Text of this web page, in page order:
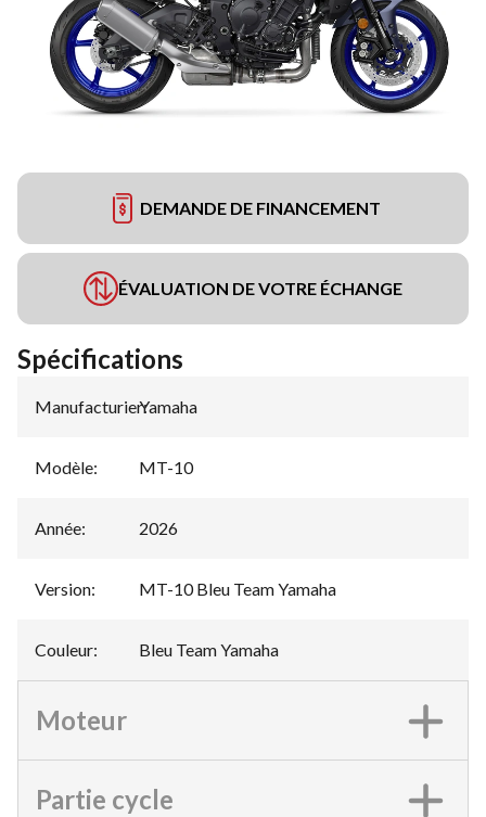
DEMANDE DE FINANCEMENT
ÉVALUATION DE VOTRE ÉCHANGE
Spécifications
Manufacturier:
Yamaha
Modèle: MT-10
Année: 2026
Version: MT-10 Bleu Team Yamaha
Couleur: Bleu Team Yamaha
Moteur
Partie cycle